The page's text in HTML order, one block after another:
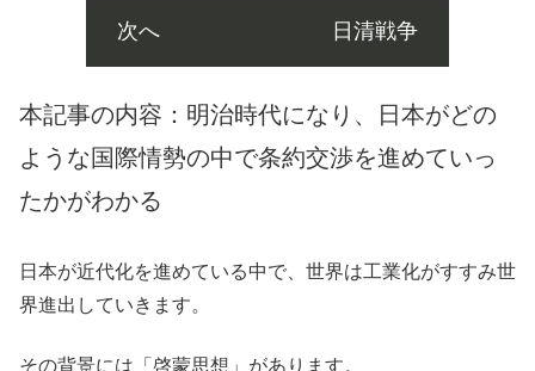
次へ 日清戦争
本記事の内容：明治時代になり、日本がどの
ような国際情勢の中で条約交渉を進めていっ
たかがわかる
日本が近代化を進めている中で、世界は工業化がすすみ世
界進出していきます。
その背景には「啓蒙思想」があります。